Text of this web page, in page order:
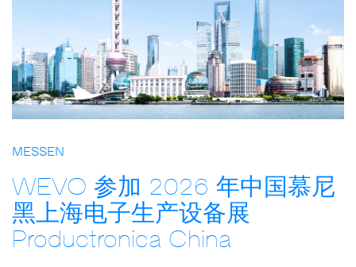
MESSEN
WEVO 参加 2026 年中国慕尼
黑上海电子生产设备展
Productronica China